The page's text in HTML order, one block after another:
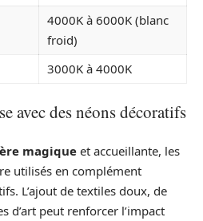
4000K à 6000K (blanc
froid)
3000K à 4000K
avec des néons décoratifs
magique et accueillante, les
utilisés en complément
L’ajout de textiles doux, de
d’art peut renforcer l’impact